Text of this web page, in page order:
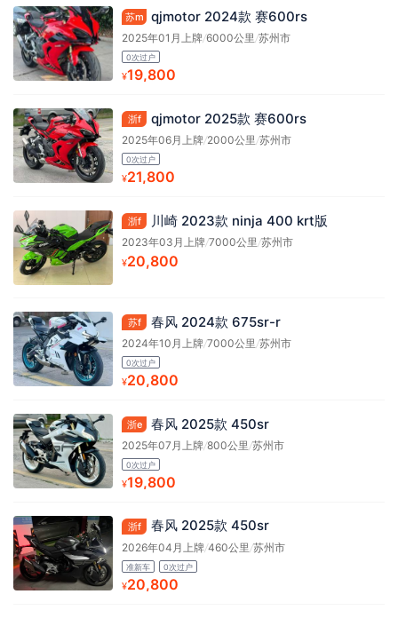
苏m qjmotor 2024款 赛600rs
2025年01月上牌/6000公里/苏州市
0次过户
¥19,800
浙f qjmotor 2025款 赛600rs
2025年06月上牌/2000公里/苏州市
0次过户
¥21,800
浙f 川崎 2023款 ninja 400 krt版
2023年03月上牌/7000公里/苏州市
¥20,800
苏f 春风 2024款 675sr-r
2024年10月上牌/7000公里/苏州市
0次过户
¥20,800
浙e 春风 2025款 450sr
2025年07月上牌/800公里 /苏州市
0次过户
¥19,800
浙f 春风 2025款 450sr
2026年04月上牌/460公里 /苏州市
准新车 0次过户
¥20,800